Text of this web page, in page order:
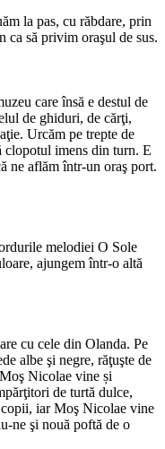
la pas, cu răbdare, prin
ca să privim oraşul de sus.
care însă e destul de
de ghiduri, de cărţi,
Urcăm pe trepte de
clopotul imens din turn. E
ne aflăm într-un oraş port.
melodiei O Sole
ajungem într-o altă
cu cele din Olanda. Pe
albe şi negre, răţuşte de
Nicolae vine și
de turtă dulce,
iar Moş Nicolae vine
ne şi nouă poftă de o